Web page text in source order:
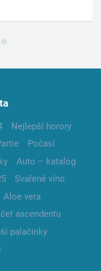
Nejlepší horory
Počasí
Auto – katalog
Svařené víno
Aloe vera
ascendentu
palačinky